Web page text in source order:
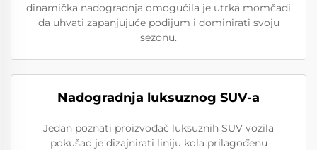
dinamička nadogradnja omogućila je utrka momčadi
da uhvati zapanjujuće podijum i dominirati svoju
sezonu.
Nadogradnja luksuznog SUV-a
Jedan poznati proizvođač luksuznih SUV vozila
pokušao je dizajnirati liniju kola prilagođenu